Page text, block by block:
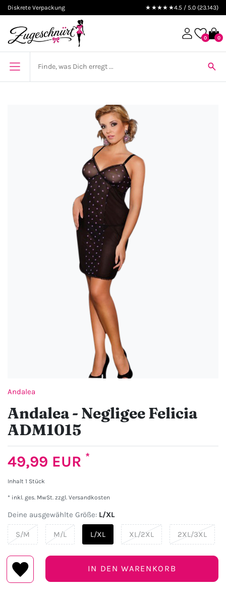
Diskrete Verpackung ★★★★★4.5 / 5.0 (23.143)
0 0
Andalea
Andalea - Negligee Felicia
ADM1015
49,99 EUR *
Inhalt 1 Stück
* inkl. ges. MwSt. zzgl. Versandkosten
Deine ausgewählte Größe: L/XL
S/M M/L L/XL XL/2XL 2XL/3XL
IN DEN WARENKORB